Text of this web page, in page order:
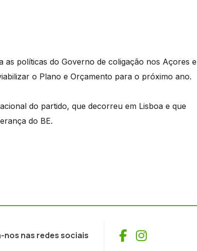
as políticas do Governo de coligação nos Açores e
o Plano e Orçamento para o próximo ano.
do partido, que decorreu em Lisboa e que
do BE.
nos nas redes sociais Facebook
Instagram